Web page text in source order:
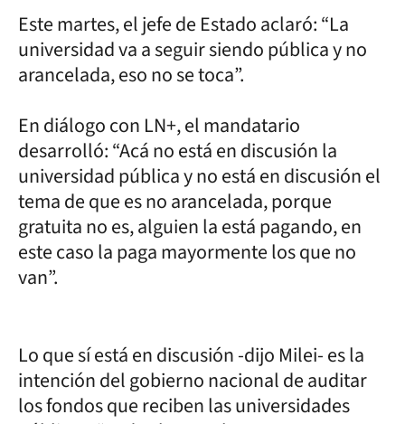
Este martes, el jefe de Estado aclaró: “La
universidad va a seguir siendo pública y no
arancelada, eso no se toca”.
En diálogo con LN+, el mandatario
desarrolló: “Acá no está en discusión la
universidad pública y no está en discusión el
tema de que es no arancelada, porque
gratuita no es, alguien la está pagando, en
este caso la paga mayormente los que no
van”.
Lo que sí está en discusión -dijo Milei- es la
intención del gobierno nacional de auditar
los fondos que reciben las universidades